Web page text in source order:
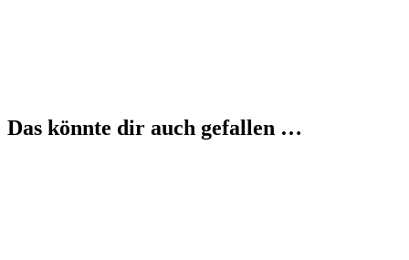
Das könnte dir auch gefallen …